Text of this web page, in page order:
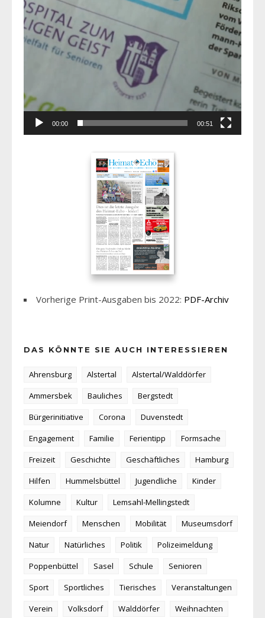
00:00 00:51
Vorherige Print-Ausgaben bis 2022: PDF-Archiv
DAS KÖNNTE SIE AUCH INTERESSIEREN
Ahrensburg Alstertal
Alstertal/Walddörfer
Ammersbek
Bauliches
Bergstedt
Bürgerinitiative
Corona
Duvenstedt
Engagement
Familie Ferientipp
Formsache
Freizeit
Geschichte Geschäftliches
Hamburg
Hilfen
Hummelsbüttel Jugendliche
Kinder
Kolumne
Kultur
Lemsahl-Mellingstedt
Meiendorf
Menschen Mobilität
Museumsdorf
Natur
Natürliches Politik
Polizeimeldung
Poppenbüttel
Sasel Schule
Senioren
Sport
Sportliches Tierisches
Veranstaltungen
Verein
Volksdorf Walddörfer
Weihnachten